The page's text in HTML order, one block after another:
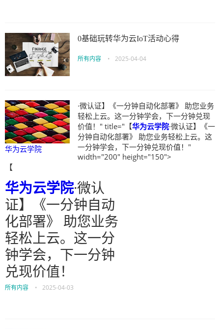
0基础玩转华为云IoT活动心得
所有内容 • 2025-04-04
华为云学院
·微认证】《一分钟自动化部署》 助您业务
轻松上云。这一分钟学会，下一分钟兑现
价值！" title="【华为云学院·微认证】《一
分钟自动化部署》 助您业务轻松上云。这
一分钟学会，下一分钟兑现价值！"
width="200" height="150">
【
华为云学院·微认
证】《一分钟自动
化部署》 助您业务
轻松上云。这一分
钟学会，下一分钟
兑现价值！
所有内容 • 2025-04-03